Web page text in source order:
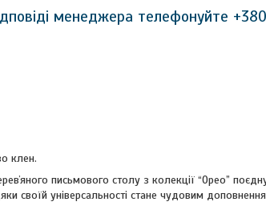
менеджера телефонуйте
клен.
письмового столу з колекції “Орео”
своїй універсальності стане чудовим